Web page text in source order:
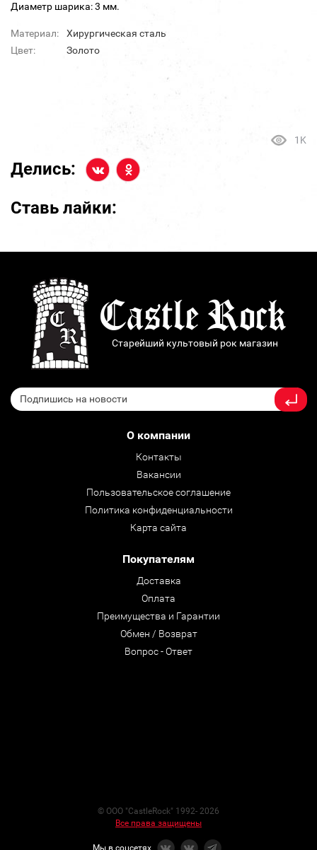
Диаметр шарика: 3 мм.
Материал:
Хирургическая сталь
Цвет:
Золото
1K
Делись:
Ставь лайки:
Старейший культовый рок магазин
О компании
Контакты
Вакансии
Пользовательское соглашение
Политика конфиденциальности
Карта сайта
Покупателям
Доставка
Оплата
Преимущества и Гарантии
Обмен / Возврат
Вопрос - Ответ
© ООО "CastleRock" 1992- 2026
Все права защищены
Мы в соцсетях